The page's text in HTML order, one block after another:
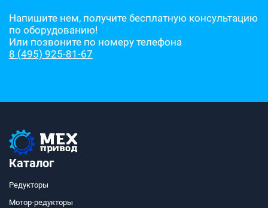
Напишите нем, получите бесплатную консультацию
по оборудованию!
Или позвоните по номеру телефона
8 (495) 925-81-67
Каталог
Редукторы
Мотор-редукторы